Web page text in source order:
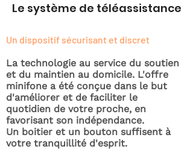
Le système de téléassistance
Un dispositif sécurisant et discret
La technologie au service du soutien
et du maintien au domicile. L'offre
minifone a été conçue dans le but
d'améliorer et de faciliter le
quotidien de votre proche, en
favorisant son indépendance.
Un boitier et un bouton suffisent à
votre tranquillité d'esprit.